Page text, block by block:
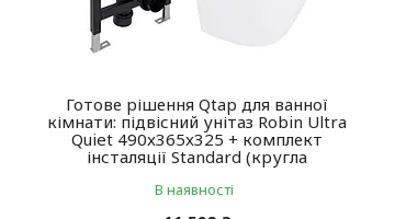
Готове рішення Qtap для ванної
кімнати: підвісний унітаз Robin Ultra
Quiet 490x365x325 + комплект
інсталяції Standard (кругла
В наявності